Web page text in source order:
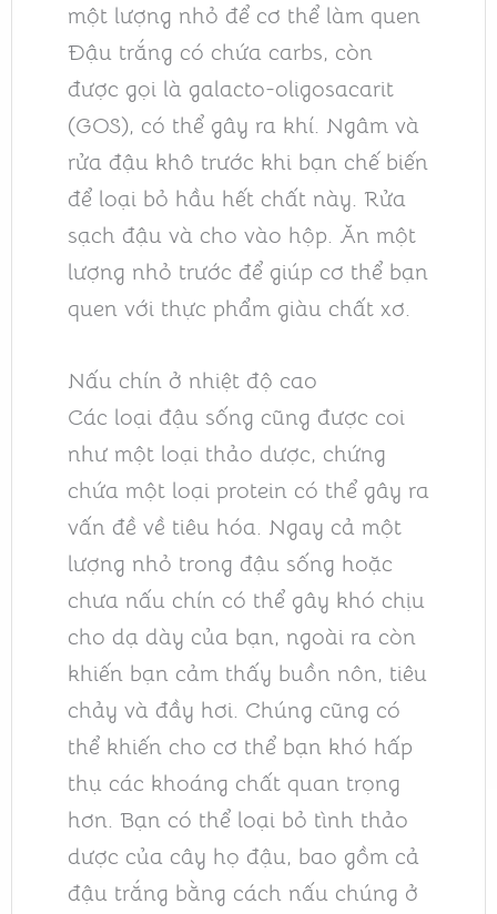
một lượng nhỏ để cơ thể làm quen
Đậu trắng có chứa carbs, còn
được gọi là galacto-oligosacarit
(GOS), có thể gây ra khí. Ngâm và
rửa đậu khô trước khi bạn chế biến
để loại bỏ hầu hết chất này. Rửa
sạch đậu và cho vào hộp. Ăn một
lượng nhỏ trước để giúp cơ thể bạn
quen với thực phẩm giàu chất xơ.
Nấu chín ở nhiệt độ cao
Các loại đậu sống cũng được coi
như một loại thảo dược, chứng
chứa một loại protein có thể gây ra
vấn đề về tiêu hóa. Ngay cả một
lượng nhỏ trong đậu sống hoặc
chưa nấu chín có thể gây khó chịu
cho dạ dày của bạn, ngoài ra còn
khiến bạn cảm thấy buồn nôn, tiêu
chảy và đầy hơi. Chúng cũng có
thể khiến cho cơ thể bạn khó hấp
thụ các khoáng chất quan trọng
hơn. Bạn có thể loại bỏ tình thảo
dược của cây họ đậu, bao gồm cả
đậu trắng bằng cách nấu chúng ở